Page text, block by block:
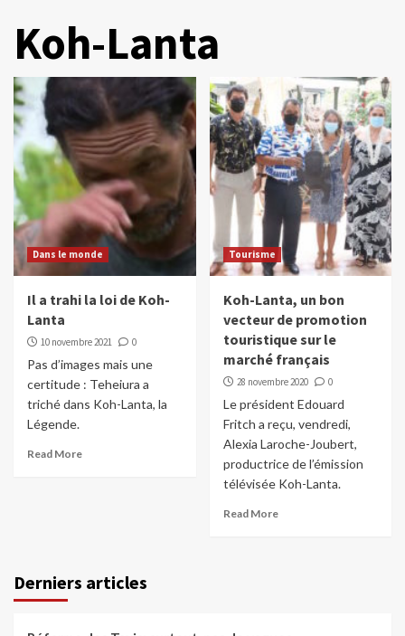
Koh-Lanta
Dans le monde
Il a trahi la loi de Koh-
Lanta
10 novembre 2021 0
Pas d’images mais une
certitude : Teheiura a
triché dans Koh-Lanta, la
Légende.
Read More
Tourisme
Koh-Lanta, un bon
vecteur de promotion
touristique sur le
marché français
28 novembre 2020 0
Le président Edouard
Fritch a reçu, vendredi,
Alexia Laroche-Joubert,
productrice de l’émission
télévisée Koh-Lanta.
Read More
Derniers articles